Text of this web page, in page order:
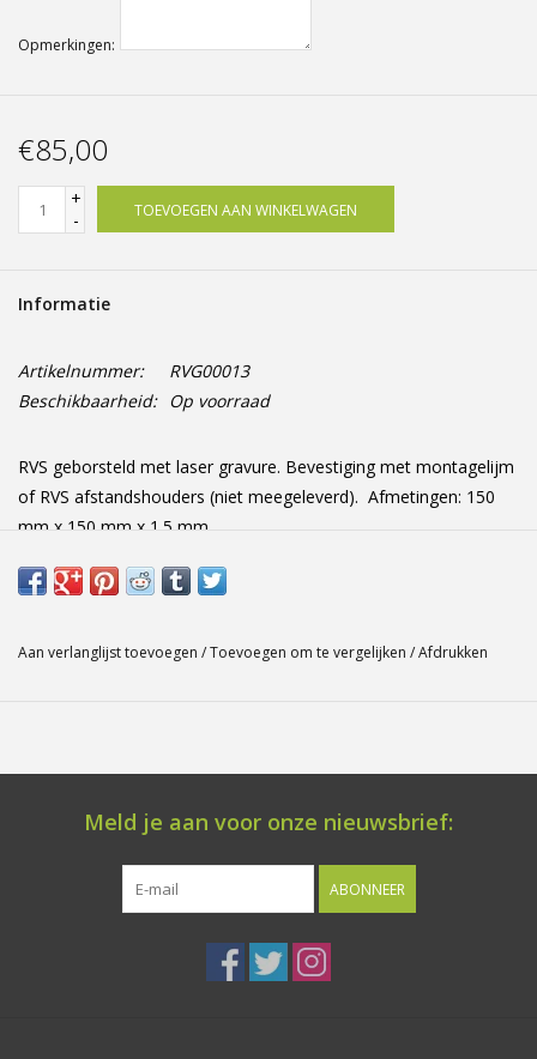
Opmerkingen:
€85,00
+
-
TOEVOEGEN AAN WINKELWAGEN
Informatie
Artikelnummer:
RVG00013
Beschikbaarheid: Op voorraad
RVS geborsteld met laser gravure. Bevestiging met montagelijm
of RVS afstandshouders (niet meegeleverd). Afmetingen: 150
mm x 150 mm x 1.5 mm
Aan verlanglijst toevoegen /Toevoegen om te vergelijken /Afdrukken
Meld je aan voor onze nieuwsbrief:
ABONNEER